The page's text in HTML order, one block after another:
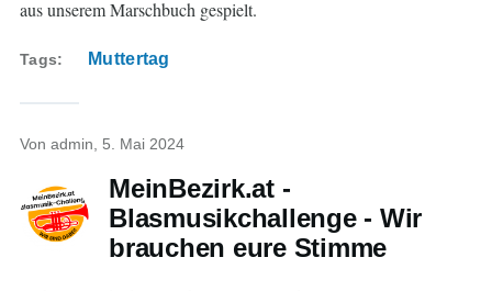
aus unserem Marschbuch gespielt.
Tags Muttertag
Von admin , 5. Mai 2024
MeinBezirk.at -
Blasmusikchallenge - Wir
brauchen eure Stimme